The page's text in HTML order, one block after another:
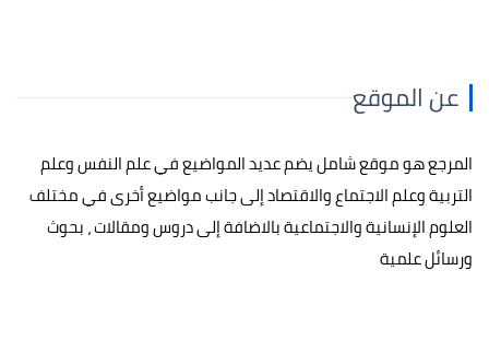
عن الموقع
المرجع هو موقع شامل يضم عديد المواضيع في علم النفس وعلم
التربية وعلم الاجتماع والاقتصاد إلى جانب مواضيع أخرى في مختلف
العلوم الإنسانية والاجتماعية بالاضافة إلى دروس ومقالات ، بحوث
ورسائل علمية